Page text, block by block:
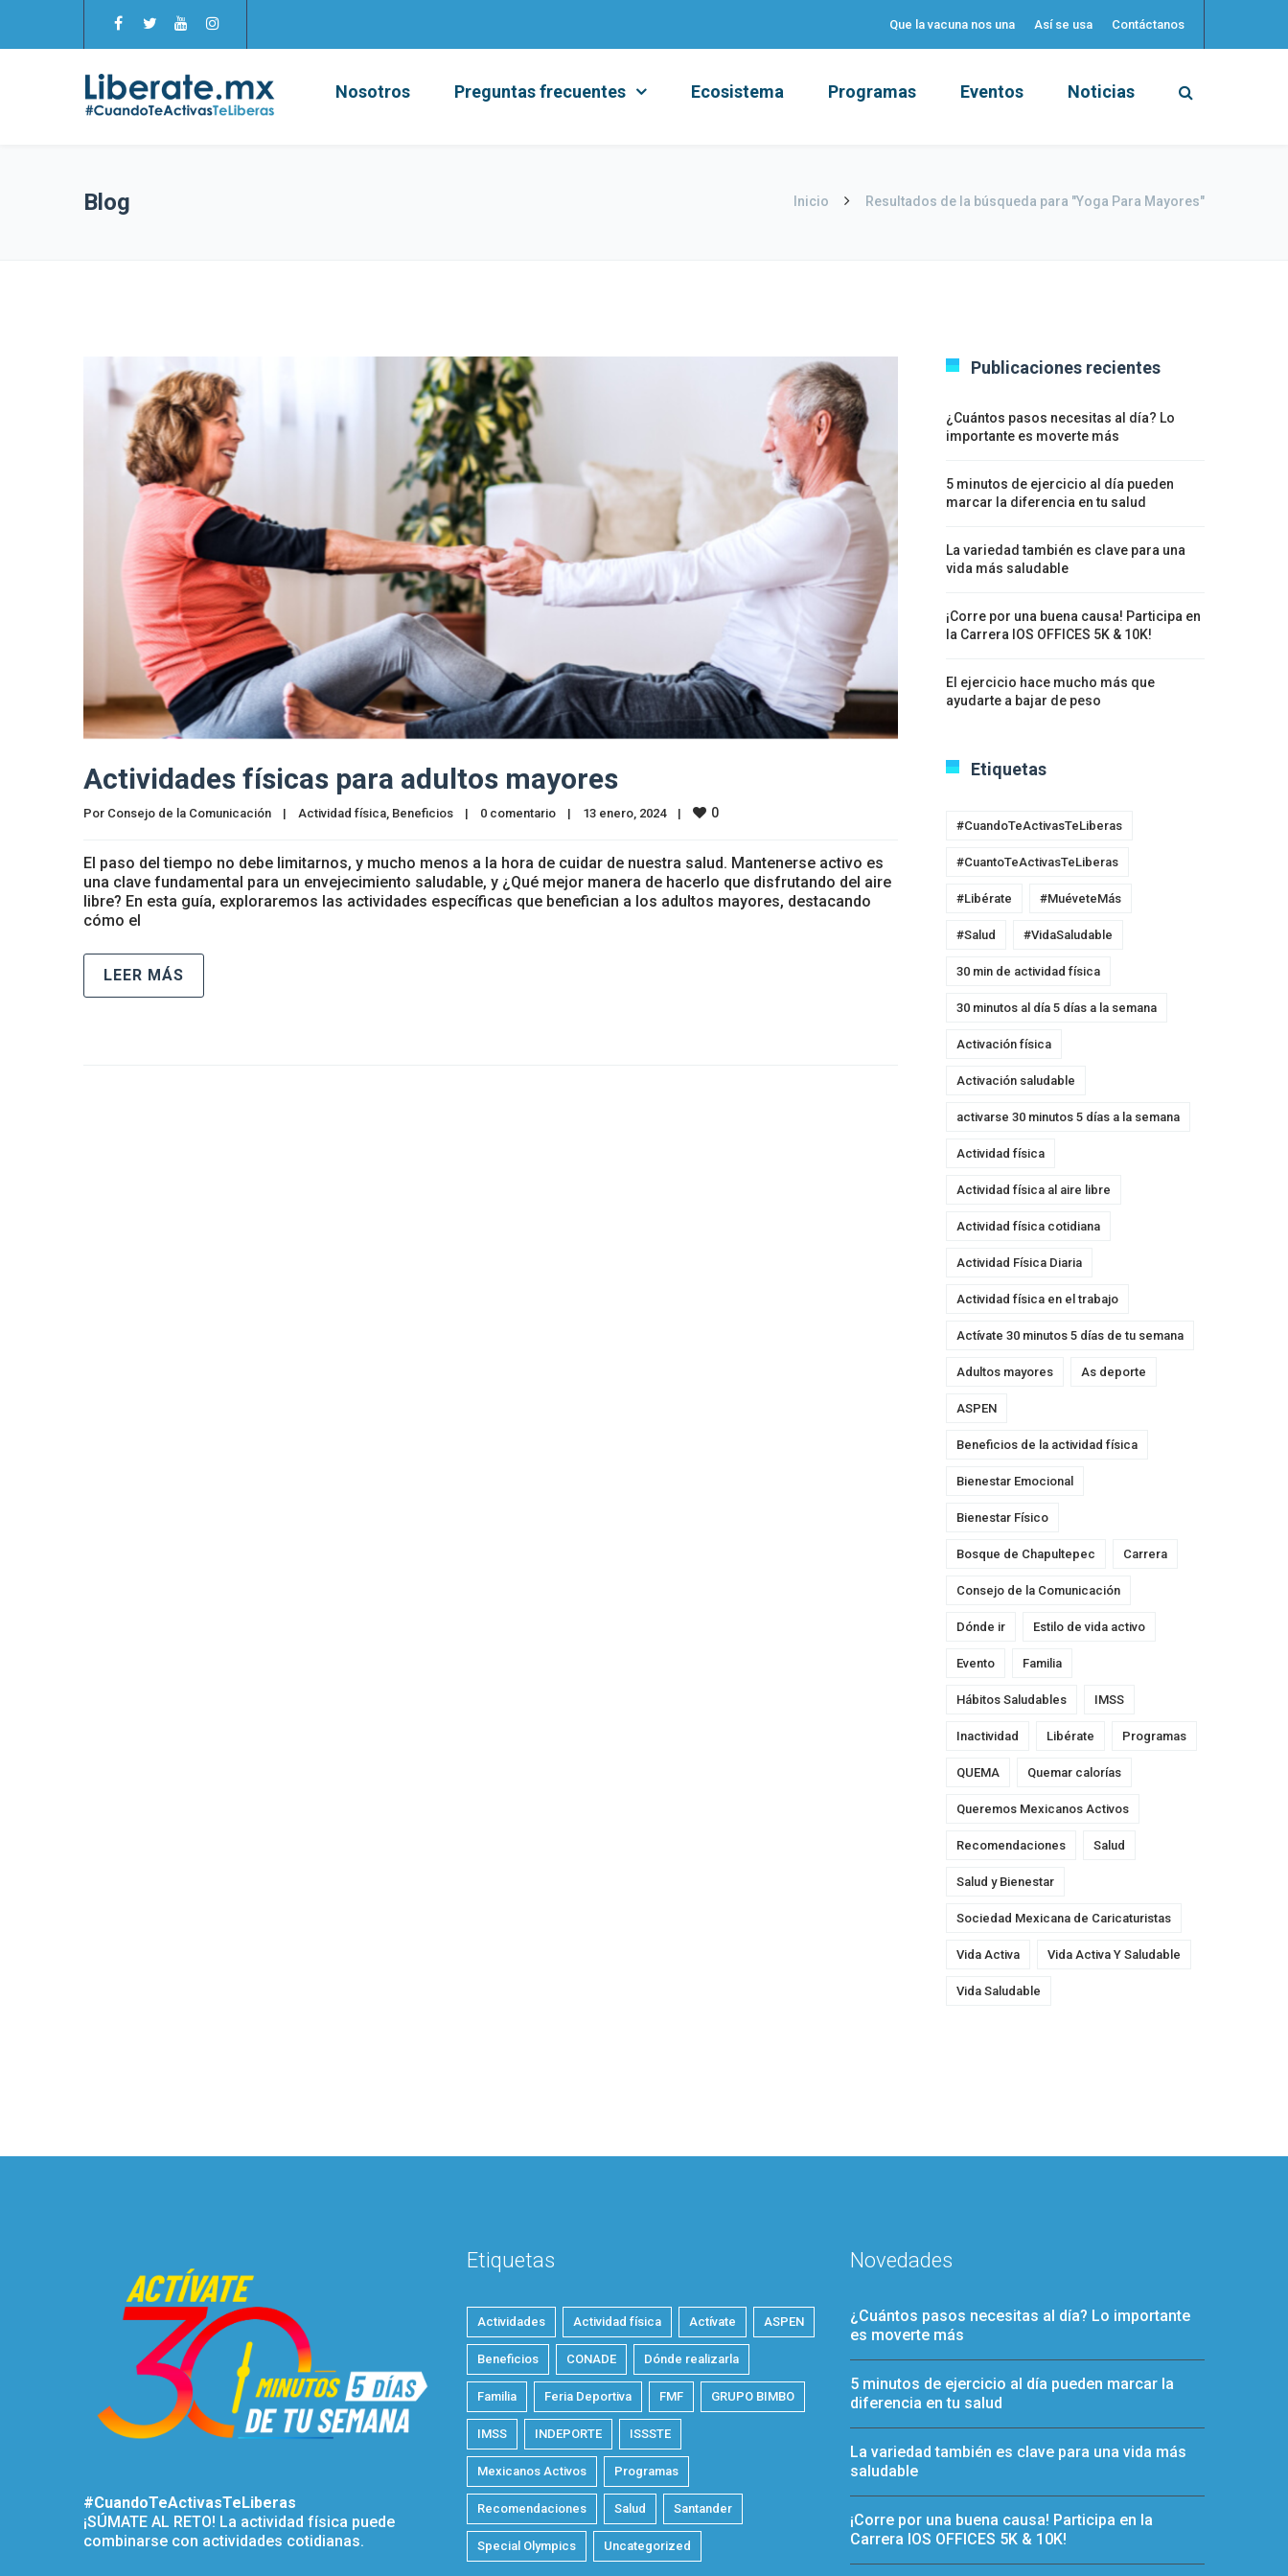
Que la vacuna nos una Así se usa Contáctanos
Nosotros Preguntas frecuentes Ecosistema Programas Eventos Noticias
Blog Inicio Resultados de la búsqueda para "Yoga Para Mayores"
Actividades físicas para adultos mayores
Por Consejo de la Comunicación | Actividad física, Beneficios | 0 comentario | 13 enero, 2024 | 0
El paso del tiempo no debe limitarnos, y mucho menos a la hora de cuidar de nuestra salud. Mantenerse activo es
una clave fundamental para un envejecimiento saludable, y ¿Qué mejor manera de hacerlo que disfrutando del aire
libre? En esta guía, exploraremos las actividades específicas que benefician a los adultos mayores, destacando
cómo el
LEER MÁS
Publicaciones recientes
¿Cuántos pasos necesitas al día? Lo
importante es moverte más
5 minutos de ejercicio al día pueden
marcar la diferencia en tu salud
La variedad también es clave para una
vida más saludable
¡Corre por una buena causa! Participa en
la Carrera IOS OFFICES 5K & 10K!
El ejercicio hace mucho más que
ayudarte a bajar de peso
Etiquetas
#CuandoTeActivasTeLiberas
#CuantoTeActivasTeLiberas
#Libérate #MuéveteMás
#Salud #VidaSaludable
30 min de actividad física
30 minutos al día 5 días a la semana
Activación física
Activación saludable
activarse 30 minutos 5 días a la semana
Actividad física
Actividad física al aire libre
Actividad física cotidiana
Actividad Física Diaria
Actividad física en el trabajo
Actívate 30 minutos 5 días de tu semana
Adultos mayores As deporte
ASPEN
Beneficios de la actividad física
Bienestar Emocional
Bienestar Físico
Bosque de Chapultepec Carrera
Consejo de la Comunicación
Dónde ir Estilo de vida activo
Evento Familia
Hábitos Saludables IMSS
Inactividad Libérate Programas
QUEMA Quemar calorías
Queremos Mexicanos Activos
Recomendaciones Salud
Salud y Bienestar
Sociedad Mexicana de Caricaturistas
Vida Activa Vida Activa Y Saludable
Vida Saludable
#CuandoTeActivasTeLiberas
¡SÚMATE AL RETO! La actividad física puede
combinarse con actividades cotidianas.
Etiquetas
Actividades Actividad física Actívate ASPEN
Beneficios CONADE Dónde realizarla
Familia Feria Deportiva FMF GRUPO BIMBO
IMSS INDEPORTE ISSSTE
Mexicanos Activos Programas
Recomendaciones Salud Santander
Special Olympics Uncategorized
Novedades
¿Cuántos pasos necesitas al día? Lo importante
es moverte más
5 minutos de ejercicio al día pueden marcar la
diferencia en tu salud
La variedad también es clave para una vida más
saludable
¡Corre por una buena causa! Participa en la
Carrera IOS OFFICES 5K & 10K!